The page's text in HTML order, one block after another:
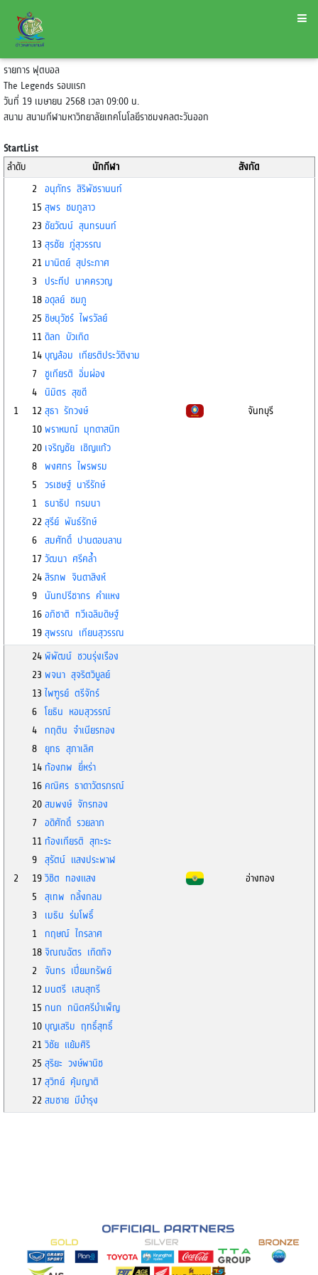
รายการ ฟุตบอล
The Legends รอบแรก
วันที่ 19 เมษายน 2568 เวลา 09:00 น.
สนาม สนามกีฬามหาวิทยาลัยเทคโนโลยีราชมงคลตะวันออก
StartList
ลำดับ
นักกีฬา สังกัด
1
2
อนุภัทร สิริพัชรานนท์
15 สุพร ชมภูลาว
23 ชัยวัฒน์ สุนทรนนท์
13 สุรชัย ภู่สุวรรณ
21 มานิตย์ สุประภาศ
3
ประทีป นาคครวญ
18 อดุลย์ ชมภู
25 ชิษนุวัชร์ ไพรวัลย์
11 ดิลก บัวเกิด
14 บุญล้อม เกียรติประวัติงาม
7
ชูเกียรติ อิ่มผ่อง
4 นิมิตร สุขดี
12 สุธา รักวงษ์
10 พราหมณ์ มุกดาสนิท
20 เจริญชัย เชิญแก้ว
8 พงศกร ไพรพรม
5 วรเชษฐ์ นารีรักษ์
1 ธนาธิป กรมนา
22 สุรีย์ พันธ์รักษ์
6 สมศักดิ์ ปานดอนลาน
17 วัฒนา ศรีคล้ำ
24 สิรภพ จินดาสิงห์
9 นันทปรีชากร คำแหง
16 อภิชาติ ทวีเฉลิมดิษฐ์
19 สุพรรณ เทียนสุวรรณ
จันทบุรี
2
24 พิพัฒน์ ชวนรุ่งเรือง
23 พจนา สุจริตวิบูลย์
13 ไพฑูรย์ ตรีจักร์
6 โยธิน หอมสุวรรณ์
4 กฤติน จำเนียรทอง
8 ยุทธ สุภาเลิศ
14 ก้องภพ ยี่หร่า
16 คณิศร ธาดาวัตรภรณ์
20 สมพงษ์ จักรทอง
7
อดิศักดิ์ รวยลาภ
11 ก้องเกียรติ สุกะระ
9 สุรัตน์ แสงประพาฬ
19 วิชิต ทองแสง
5 สุเทพ กลิ้งกลม
3
เมธิน ร่มโพธิ์
1 กฤษณ์ ไกรลาศ
18 จิณณฉัตร เกิดกิจ
2
จันทร เปี่ยมทรัพย์
12 มนตรี เสนสุกรี
15 กนก กนิตศรีบำเพ็ญ
10 บุญเสริม ฤทธิ์สุทธิ์
21 วิชัย แย้มศิริ
25 สุริยะ วงษ์พานิช
17 สุวิทย์ คุ้มญาติ
22 สมชาย มีบำรุง
อ่างทอง